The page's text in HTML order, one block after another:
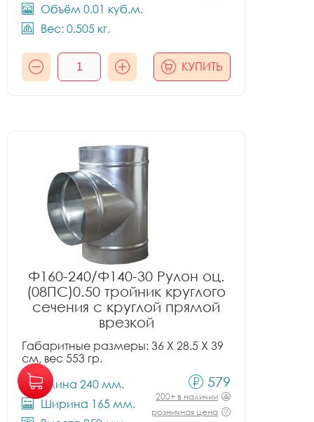
Объём 0.01 куб.м.
Вес: 0.505 кг.
КУПИТЬ
Ф160-240/Ф140-30 Рулон оц.
(08ПС)0.50 тройник круглого
сечения с круглой прямой
врезкой
Габаритные размеры: 36 X 28.5 X 39
см, вес 553 гр.
Длина 240 мм.
Ширина 165 мм.
579
200+ в наличии
розничная цена